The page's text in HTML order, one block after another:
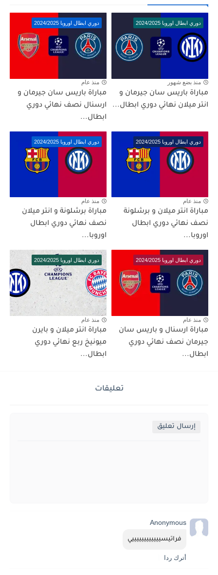
دوري ابطال اوروبا 2024/2025
منذ بضع شهور
مباراة باريس سان جيرمان و
انتر ميلان نهائي دوري ابطال...
دوري ابطال اوروبا 2024/2025
منذ عام
مباراة باريس سان جيرمان و
ارسنال نصف نهائي دوري
ابطال...
دوري ابطال اوروبا 2024/2025
منذ عام
مباراة انتر ميلان و برشلونة
نصف نهائي دوري ابطال
اوروبا...
دوري ابطال اوروبا 2024/2025
منذ عام
مباراة برشلونة و انتر ميلان
نصف نهائي دوري ابطال
اوروبا...
دوري ابطال اوروبا 2024/2025
منذ عام
مباراة ارسنال و باريس سان
جيرمان نصف نهائي دوري
ابطال...
دوري ابطال اوروبا 2024/2025
منذ عام
مباراة انتر ميلان و بايرن
ميونيخ ربع نهائي دوري
ابطال...
تعليقات
إرسال تعليق
Anonymous
فراتيسييييييييييييي
أترك ردا